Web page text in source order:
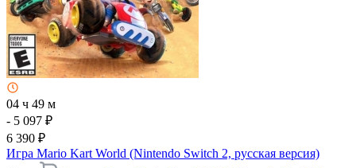
04 ч 49 м
- 5 097 ₽
6 390 ₽
Игра Mario Kart World (Nintendo Switch 2, русская версия)